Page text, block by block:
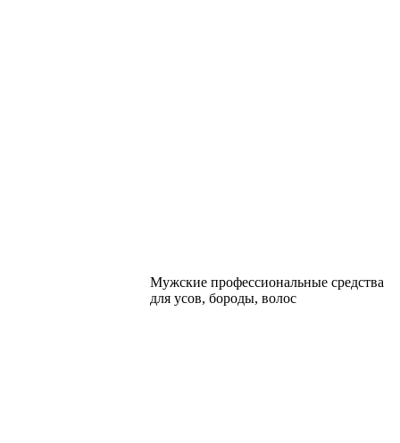
Мужские профессиональные средства
для усов, бороды, волос